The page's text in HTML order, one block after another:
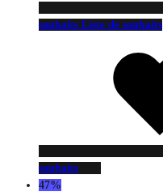
souhaits Liste de souhaits
souhaits
47%